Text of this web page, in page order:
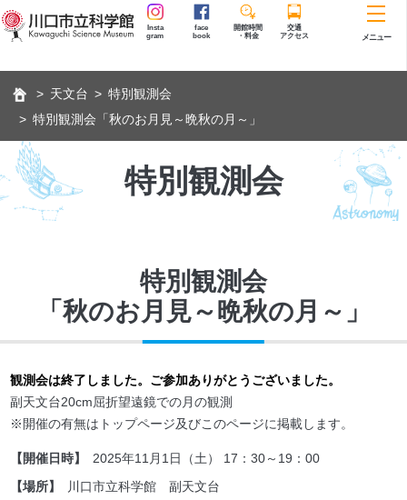
Insta
gram
face
book
開館時間
・料金
交通
アクセス
メニュー
天文台
特別観測会
特別観測会「秋のお月見～晩秋の月～」
特別観測会
特別観測会
「秋のお月見～晩秋の月～」
観測会は終了しました。ご参加ありがとうございました。
副天文台20cm屈折望遠鏡での月の観測
※開催の有無はトップページ及びこのページに掲載します。
【開催日時】
2025年11月1日（土） 17：30～19：00
【場所】
川口市立科学館 副天文台